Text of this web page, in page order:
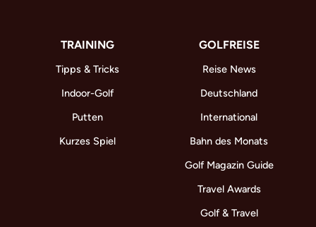
TRAINING
Tipps & Tricks
Indoor-Golf
Putten
Kurzes Spiel
GOLFREISE
Reise News
Deutschland
International
Bahn des Monats
Golf Magazin Guide
Travel Awards
Golf & Travel